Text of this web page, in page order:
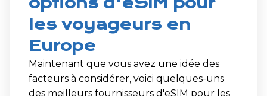
les voyageurs en
Europe
Maintenant que vous avez une idée des
facteurs à considérer, voici quelques-uns
des meilleurs fournisseurs d'eSIM pour les